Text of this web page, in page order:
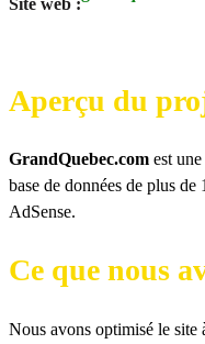
Site web :
Aperçu du
GrandQuebec.com est
base de données de plus
AdSense.
Ce que nous
Nous avons optimisé le site